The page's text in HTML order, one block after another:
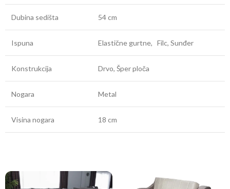
Dubina sedišta 54 cm
Ispuna Elastične gurtne, Filc, Sunđer
Konstrukcija Drvo, Šper ploča
Nogara Metal
Visina nogara 18 cm